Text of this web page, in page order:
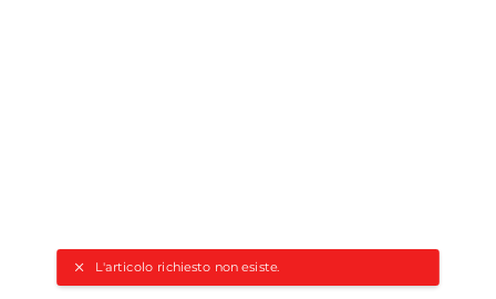
L'articolo richiesto non esiste.